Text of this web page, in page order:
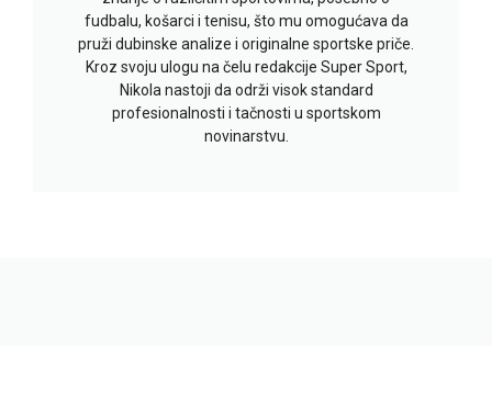
fudbalu, košarci i tenisu, što mu omogućava da
pruži dubinske analize i originalne sportske priče.
Kroz svoju ulogu na čelu redakcije Super Sport,
Nikola nastoji da održi visok standard
profesionalnosti i tačnosti u sportskom
novinarstvu.